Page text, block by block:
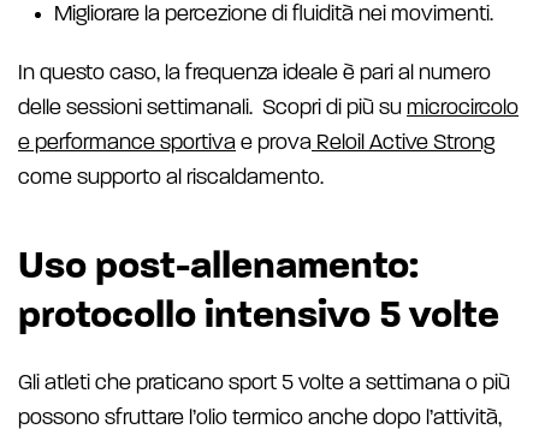
Migliorare la percezione di fluidità nei movimenti.
In questo caso, la frequenza ideale è pari al numero
delle sessioni settimanali. Scopri di più su microcircolo
e performance sportiva e prova Reloil Active Strong
come supporto al riscaldamento.
Uso post-allenamento:
protocollo intensivo 5 volte
Gli atleti che praticano sport 5 volte a settimana o più
possono sfruttare l’olio termico anche dopo l’attività,